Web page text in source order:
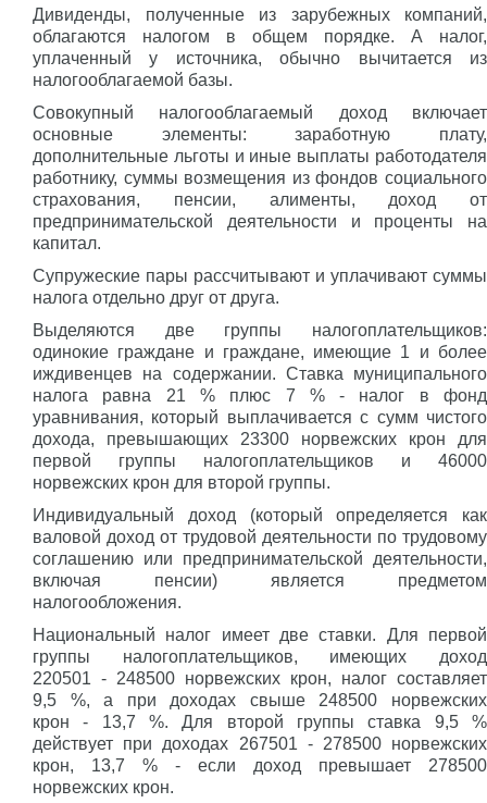
Дивиденды, полученные из зарубежных компаний,
облагаются налогом в общем порядке. А налог,
уплаченный у источника, обычно вычитается из
налогооблагаемой базы.
Совокупный налогооблагаемый доход включает
основные элементы: заработную плату,
дополнительные льготы и иные выплаты работодателя
работнику, суммы возмещения из фондов социального
страхования, пенсии, алименты, доход от
предпринимательской деятельности и проценты на
капитал.
Супружеские пары рассчитывают и уплачивают суммы
налога отдельно друг от друга.
Выделяются две группы налогоплательщиков:
одинокие граждане и граждане, имеющие 1 и более
иждивенцев на содержании. Ставка муниципального
налога равна 21 % плюс 7 % - налог в фонд
уравнивания, который выплачивается с сумм чистого
дохода, превышающих 23300 норвежских крон для
первой группы налогоплательщиков и 46000
норвежских крон для второй группы.
Индивидуальный доход (который определяется как
валовой доход от трудовой деятельности по трудовому
соглашению или предпринимательской деятельности,
включая пенсии) является предметом
налогообложения.
Национальный налог имеет две ставки. Для первой
группы налогоплательщиков, имеющих доход
220501 - 248500 норвежских крон, налог составляет
9,5 %, а при доходах свыше 248500 норвежских
крон - 13,7 %. Для второй группы ставка 9,5 %
действует при доходах 267501 - 278500 норвежских
крон, 13,7 % - если доход превышает 278500
норвежских крон.